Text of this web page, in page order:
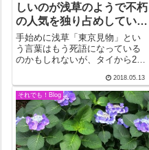
しいのが浅草のようで不朽
の人気を独り占めしている
ようだった
手始めに浅草「東京見物」とい
う言葉はもう死語になっている
のかもしれないが、タイから2人
も東京見物をすることに。はと
バスにしようか迷ったが、結
局、浅草に決めた。雨模様にも
かかわらず、人気のスポットだ
けあって人、人、...
2018.05.13
それでも！Blog